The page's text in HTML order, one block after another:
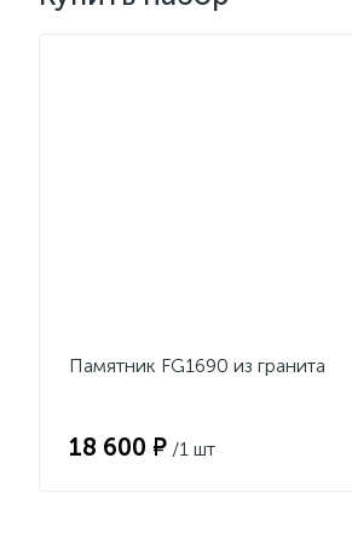
Памятник FG1690 из гранита
18 600 ₽ /1 шт